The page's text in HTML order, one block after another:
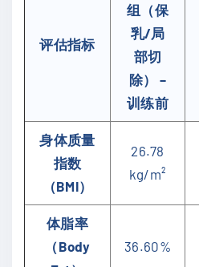
评估指标
组（保
乳/局
部切
除） –
训练前
身体质量
指数
（BMI）
26.78
kg/m²
体脂率
（Body
36.60%